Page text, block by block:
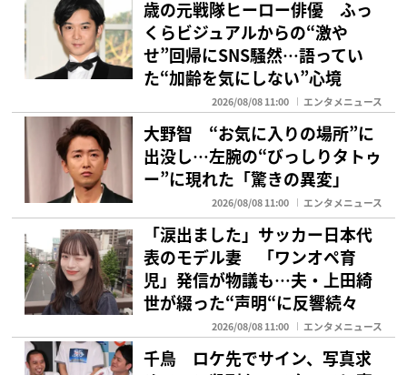
歳の元戦隊ヒーロー俳優 ふっ
くらビジュアルからの“激や
せ”回帰にSNS騒然…語ってい
た“加齢を気にしない”心境
2026/08/08 11:00 エンタメニュース
大野智 “お気に入りの場所”に
出没し…左腕の“びっしりタトゥ
ー”に現れた「驚きの異変」
2026/08/08 11:00 エンタメニュース
「涙出ました」サッカー日本代
表のモデル妻 「ワンオペ育
児」発信が物議も…夫・上田綺
世が綴った“声明“に反響続々
2026/08/08 11:00 エンタメニュース
千鳥 ロケ先でサイン、写真求